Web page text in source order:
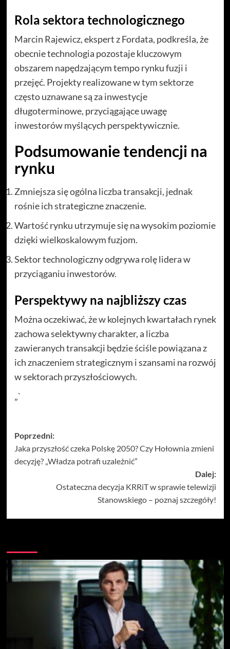
Rola sektora technologicznego
Marcin Rajewicz, ekspert z Fordata, podkreśla, że
obecnie technologia pozostaje kluczowym
obszarem napędzającym tempo rynku fuzji i
przejęć. Projekty realizowane w tym sektorze
często uznawane są za inwestycje
długoterminowe, przyciągające uwagę
inwestorów myślących perspektywicznie.
Podsumowanie tendencji na
rynku
Zmniejsza się ogólna liczba transakcji, jednak
rośnie ich strategiczne znaczenie.
Wartość rynku utrzymuje się na wysokim poziomie
dzięki wielkoskalowym fuzjom.
Sektor technologiczny odgrywa rolę lidera w
przyciąganiu inwestorów.
Perspektywy na najbliższy czas
Można oczekiwać, że w kolejnych kwartałach rynek
zachowa selektywny charakter, a liczba
zawieranych transakcji będzie ściśle powiązana z
ich znaczeniem strategicznym i szansami na rozwój
w sektorach przyszłościowych.
„`
Zobacz
wpisy
Poprzedni:
Jaka przyszłość czeka Polskę 2050? Czy Hołownia zmieni
decyzję? „Władza potrafi uzależnić”
Dalej:
Ostateczna decyzja KRRiT w sprawie telewizji
Stanowskiego – poznaj szczegóły!